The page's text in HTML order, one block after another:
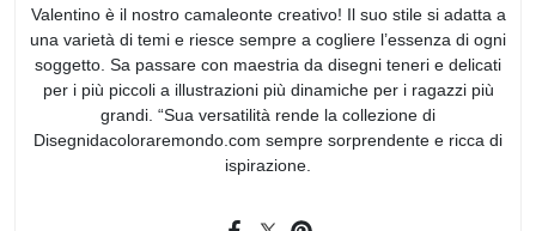
Valentino è il nostro camaleonte creativo! Il suo stile si adatta a
una varietà di temi e riesce sempre a cogliere l’essenza di ogni
soggetto. Sa passare con maestria da disegni teneri e delicati
per i più piccoli a illustrazioni più dinamiche per i ragazzi più
grandi. “Sua versatilità rende la collezione di
Disegnidacoloraremondo.com sempre sorprendente e ricca di
ispirazione.